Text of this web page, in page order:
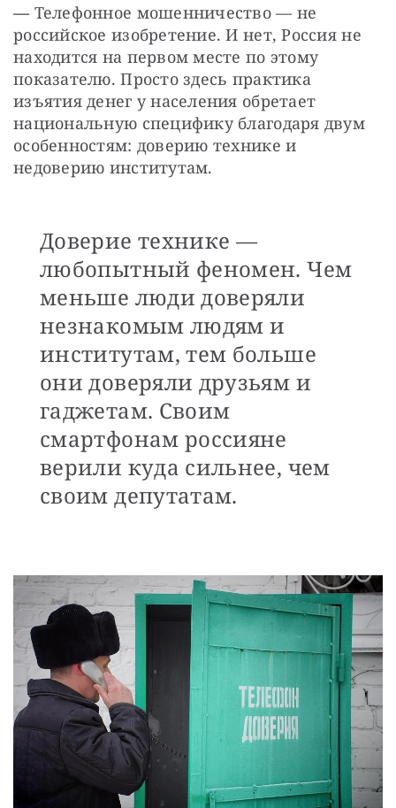
— Телефонное мошенничество — не
российское изобретение. И нет, Россия не
находится на первом месте по этому
показателю. Просто здесь практика
изъятия денег у населения обретает
национальную специфику благодаря двум
особенностям: доверию технике и
недоверию институтам.
Доверие технике —
любопытный феномен. Чем
меньше люди доверяли
незнакомым людям и
институтам, тем больше
они доверяли друзьям и
гаджетам. Своим
смартфонам россияне
верили куда сильнее, чем
своим депутатам.